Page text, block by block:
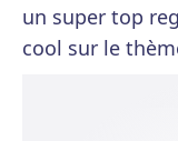
un super top
cool sur le